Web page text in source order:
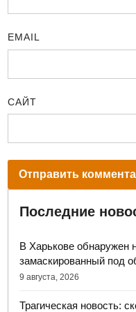
EMAIL
САЙТ
Последние
В Харькове обнаружен
замаскированный под
9 августа, 2026
Трагическая новость: